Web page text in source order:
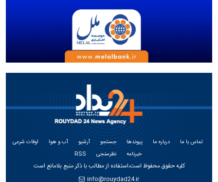
تماس با ما درباره ما پیوندها جستجو آرشیو آب و هوا
اوقات شرعی
خبرنامه
نظرسنجی RSS
کلیه حقوق محفوظ است،استفاده از مطالب با ذکر منبع بلامانع است
info@rouydad24.ir